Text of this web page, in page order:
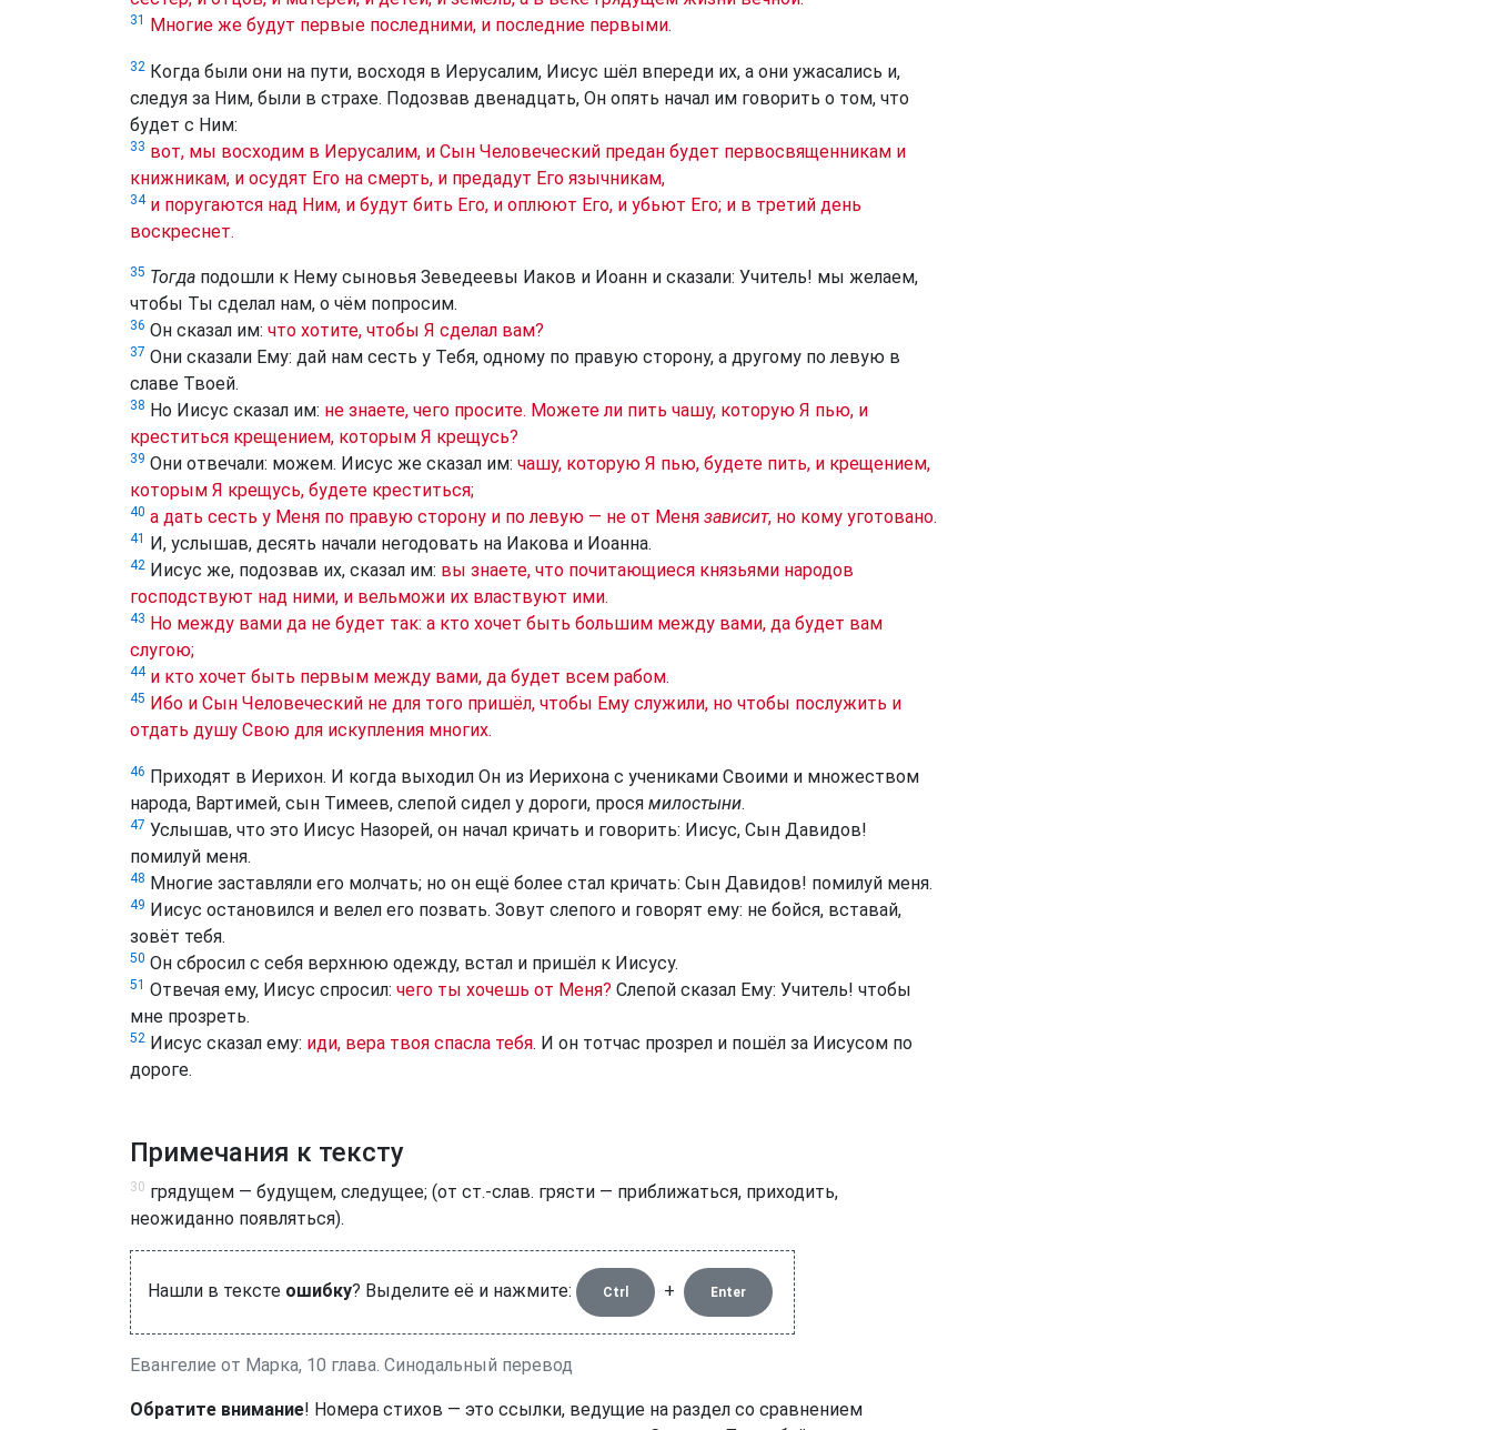
31 Многие же будут первые последними, и последние первыми.
32 Когда были они на пути, восходя в Иерусалим, Иисус шёл впереди их, а они ужасались и,
следуя за Ним, были в страхе. Подозвав двенадцать, Он опять начал им говорить о том, что
будет с Ним:
33 вот, мы восходим в Иерусалим, и Сын Человеческий предан будет первосвященникам и
книжникам, и осудят Его на смерть, и предадут Его язычникам,
34 и поругаются над Ним, и будут бить Его, и оплюют Его, и убьют Его; и в третий день
воскреснет.
35 Тогда подошли к Нему сыновья Зеведеевы Иаков и Иоанн и сказали: Учитель! мы желаем,
чтобы Ты сделал нам, о чём попросим.
36 Он сказал им: что хотите, чтобы Я сделал вам?
37 Они сказали Ему: дай нам сесть у Тебя, одному по правую сторону, а другому по левую в
славе Твоей.
38 Но Иисус сказал им: не знаете, чего просите. Можете ли пить чашу, которую Я пью, и
креститься крещением, которым Я крещусь?
39 Они отвечали: можем. Иисус же сказал им: чашу, которую Я пью, будете пить, и крещением,
которым Я крещусь, будете креститься;
40 а дать сесть у Меня по правую сторону и по левую — не от Меня зависит, но кому уготовано.
41 И, услышав, десять начали негодовать на Иакова и Иоанна.
42 Иисус же, подозвав их, сказал им: вы знаете, что почитающиеся князьями народов
господствуют над ними, и вельможи их властвуют ими.
43 Но между вами да не будет так: а кто хочет быть большим между вами, да будет вам
слугою;
44 и кто хочет быть первым между вами, да будет всем рабом.
45 Ибо и Сын Человеческий не для того пришёл, чтобы Ему служили, но чтобы послужить и
отдать душу Свою для искупления многих.
46 Приходят в Иерихон. И когда выходил Он из Иерихона с учениками Своими и множеством
народа, Вартимей, сын Тимеев, слепой сидел у дороги, прося милостыни.
47 Услышав, что это Иисус Назорей, он начал кричать и говорить: Иисус, Сын Давидов!
помилуй меня.
48 Многие заставляли его молчать; но он ещё более стал кричать: Сын Давидов! помилуй меня.
49 Иисус остановился и велел его позвать. Зовут слепого и говорят ему: не бойся, вставай,
зовёт тебя.
50 Он сбросил с себя верхнюю одежду, встал и пришёл к Иисусу.
51 Отвечая ему, Иисус спросил: чего ты хочешь от Меня? Слепой сказал Ему: Учитель! чтобы
мне прозреть.
52 Иисус сказал ему: иди, вера твоя спасла тебя. И он тотчас прозрел и пошёл за Иисусом по
дороге.
Примечания к тексту
30 грядущем — будущем, следущее; (от ст.-слав. грясти — приближаться, приходить,
неожиданно появляться).
Нашли в тексте ошибку? Выделите её и нажмите: Ctrl + Enter
Евангелие от Марка, 10 глава. Синодальный перевод
Обратите внимание! Номера стихов — это ссылки, ведущие на раздел со сравнением